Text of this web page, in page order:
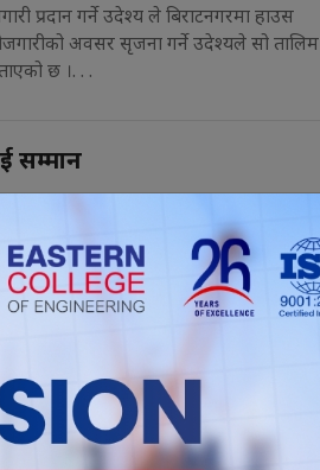
प्रदान गर्ने उदेश्य ले बिराटनगरमा हाउस
अवसर सृजना गर्ने उदेश्यले सो तालिम
छ ।. . .
सम्मान
नव निर्वाचित कार्य समिति पदापिधकारी
सम्मान गरिएको छ । गत चैत २१ गते
निर्वाचित दशनामी समाजका पदाधिकारीलाई
हो । समाजको सम्मेलनले विराटनगरका
मोरङमा मात्रै ९७ जनाको मृत्यु